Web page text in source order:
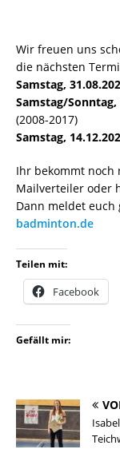
Wir freuen uns
die nächsten
Samstag,
Samstag/Sonntag,
(2008-2017)
Samstag,
Ihr bekommt noch
Mailverteiler oder
Dann meldet euch
badminton.de
Teilen mit:
Facebook
Gefällt mir: